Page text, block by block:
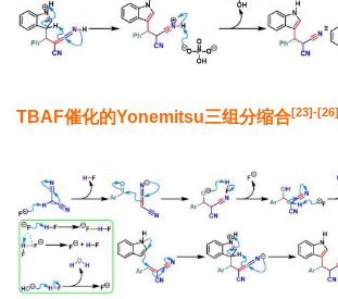
TBAF催化的Yonemitsu三组分缩合[23]-[26]